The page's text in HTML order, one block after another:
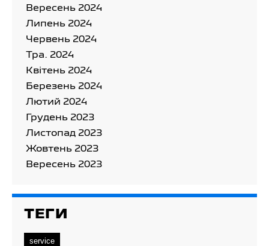
Вересень 2024
Липень 2024
Червень 2024
Тра. 2024
Квітень 2024
Березень 2024
Лютий 2024
Грудень 2023
Листопад 2023
Жовтень 2023
Вересень 2023
ТЕГИ
service